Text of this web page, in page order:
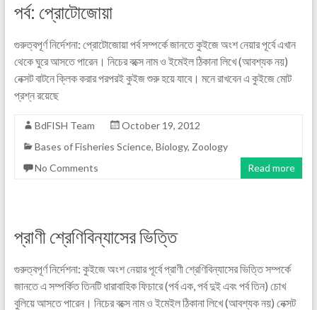
পর্ব: প্রোটোজোয়া
গুরুত্বপূর্ণ নির্দেশনা: প্রোটোজোয়া পর্ব সম্পর্কে জানতে কুইজে অংশ নেয়ার পূর্বে এখান
থেকে ঘুরে আসতে পারেন। নিচের বক্সে নাম ও ইমেইল ঠিকানা লিখে (আবশ্যক নয়)
নেক্সট বাটনে ক্লিক করার পরপরই কুইজ শুরু হয়ে যাবে। মনে রাখবেন এ কুইজে মোট
প্রশ্ন রয়েছে
BdFISH Team
October 19, 2012
Bases of Fisheries Science, Biology, Zoology
No Comments
Read more
প্রাণী শ্রেণিবিন্যাসের ভিত্তি
গুরুত্বপূর্ণ নির্দেশনা: কুইজে অংশ নেয়ার পূর্বে প্রাণী শ্রেণিবিন্যাসের ভিত্তি সম্পর্কে
জানতে এ সম্পর্কিত তিনটি ধারাবাহিক ফিচারে (পর্ব এক, পর্ব দুই এবং পর্ব তিন) চোখ
বুলিয়ে আসতে পারেন। নিচের বক্সে নাম ও ইমেইল ঠিকানা লিখে (আবশ্যক নয়) নেক্সট